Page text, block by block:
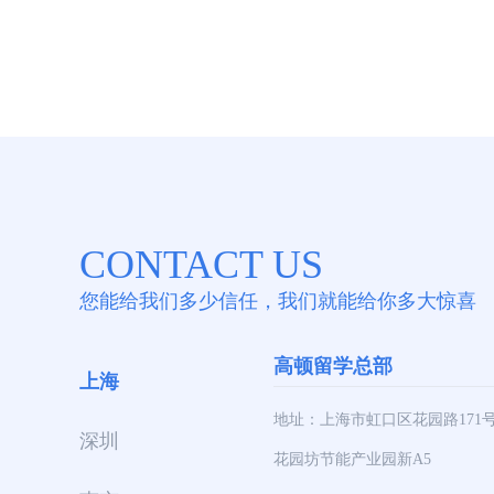
CONTACT US
您能给我们多少信任，我们就能给你多大惊喜
上海
深圳
高顿留学总部
地址：上海市虹口区花园路171
花园坊节能产业园新A5